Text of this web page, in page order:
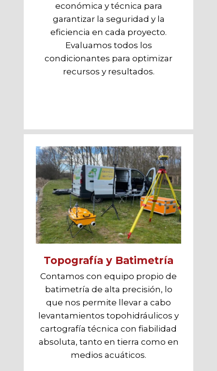
económica y técnica para
garantizar la seguridad y la
eficiencia en cada proyecto.
Evaluamos todos los
condicionantes para optimizar
recursos y resultados.
Topografía y Batimetría
Contamos con equipo propio de
batimetría de alta precisión, lo
que nos permite llevar a cabo
levantamientos topohidráulicos y
cartografía técnica con fiabilidad
absoluta, tanto en tierra como en
medios acuáticos.